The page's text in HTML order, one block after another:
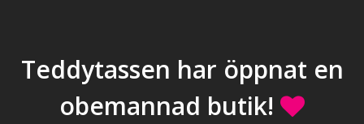
Teddytassen har öppnat en
obemannad butik!